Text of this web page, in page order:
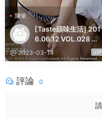
陳依
[Taste頑味生活] 201
6.06.12 VOL.028 陳
依
2023-03-14 VIP
評論 0